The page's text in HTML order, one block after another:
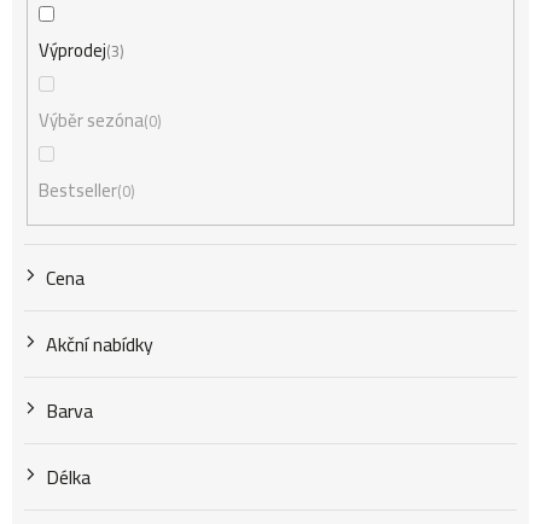
d
u
k
Výprodej 3
Výběr sezóna 0
Bestseller 0
Cena
Akční nabídky
Barva
Délka